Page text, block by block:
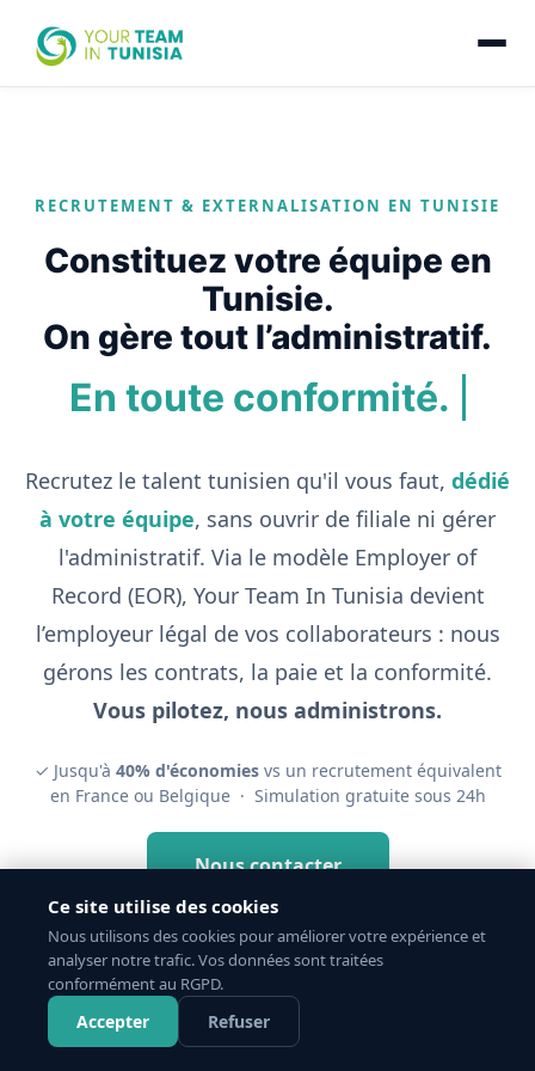
RECRUTEMENT & EXTERNALISATION EN TUNISIE
Constituez votre équipe en
Tunisie.
On gère tout l’administratif.
En toute conformité.
Recrutez le talent tunisien qu'il vous faut, dédié
à votre équipe, sans ouvrir de filiale ni gérer
l'administratif. Via le modèle Employer of
Record (EOR), Your Team In Tunisia devient
l’employeur légal de vos collaborateurs : nous
gérons les contrats, la paie et la conformité.
Vous pilotez, nous administrons.
✓ Jusqu'à 40% d'économiesvs un recrutement équivalent
en France ou Belgique · Simulation gratuite sous 24h
Nous contacter
Ce site utilise des cookies
Nous utilisons des cookies pour améliorer votre expérience et
analyser notre trafic. Vos données sont traitées
conformément au RGPD.
Accepter Refuser